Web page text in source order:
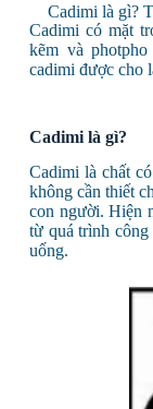
Cadimi là gì?
Cadimi có mặt
kẽm và
cadimi được cho
Cadimi là gì?
Cadimi là chất
không cần thiết
con người. Hiện
từ quá trình
uống.